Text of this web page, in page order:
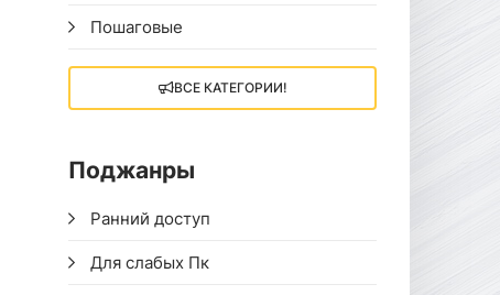
Пошаговые
ВСЕ КАТЕГОРИИ!
Поджанры
Ранний доступ
Для слабых Пк